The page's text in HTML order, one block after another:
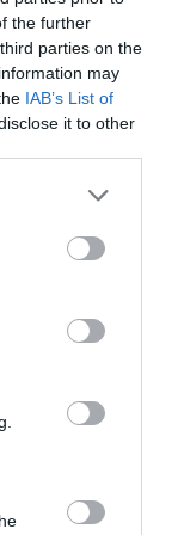
the further
parties on the
may
IAB’s List of
it to other
DHL heurté
DANS LE